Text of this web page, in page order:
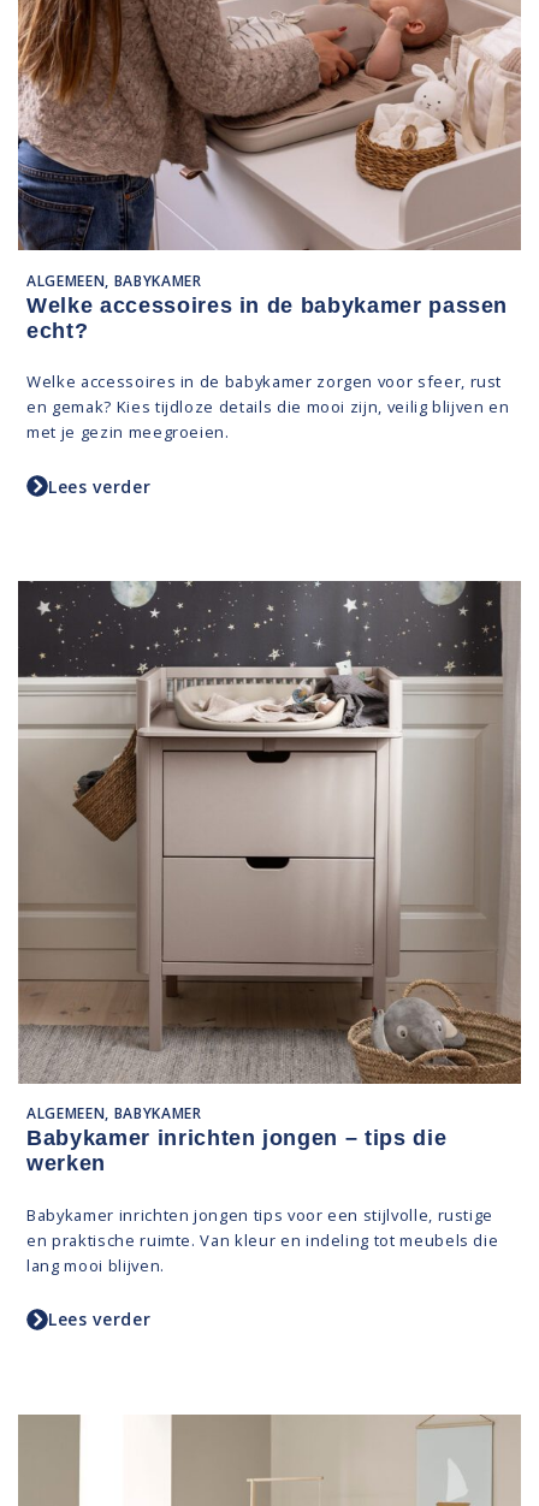
ALGEMEEN, BABYKAMER
Welke accessoires in de babykamer passen
echt?
Welke accessoires in de babykamer zorgen voor sfeer, rust
en gemak? Kies tijdloze details die mooi zijn, veilig blijven en
met je gezin meegroeien.
Lees verder
ALGEMEEN, BABYKAMER
Babykamer inrichten jongen – tips die
werken
Babykamer inrichten jongen tips voor een stijlvolle, rustige
en praktische ruimte. Van kleur en indeling tot meubels die
lang mooi blijven.
Lees verder